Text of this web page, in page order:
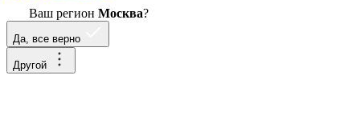
Ваш регион Москва?
Да, все верно
Другой